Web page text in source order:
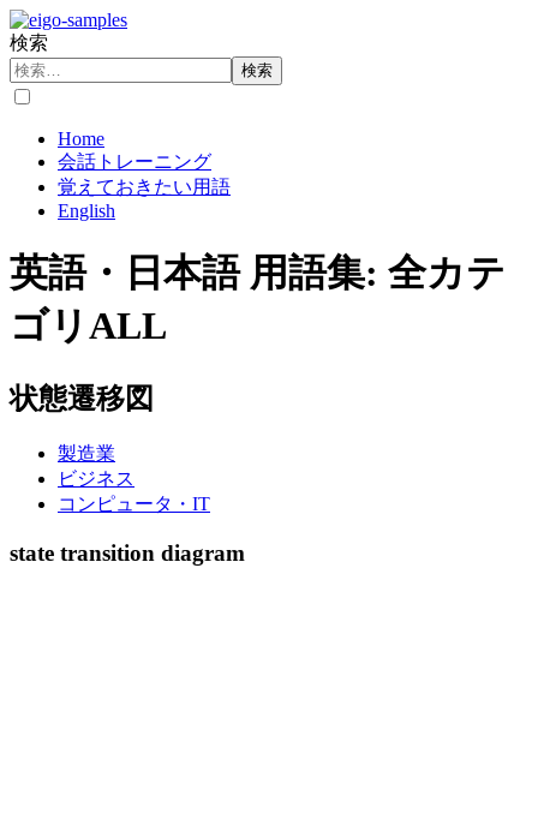
検索
検索
Home
会話トレーニング
覚えておきたい用語
English
英語・日本語 用語集: 全カテ
ゴリALL
状態遷移図
製造業
ビジネス
コンピュータ・IT
state transition diagram